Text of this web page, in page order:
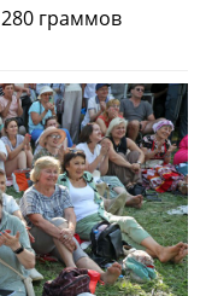
граммов